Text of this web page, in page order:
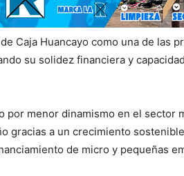
Caja Huancayo como una de las
su solidez financiera y
por menor dinamismo en el sector
gracias a un crecimiento
de micro y pequeñas